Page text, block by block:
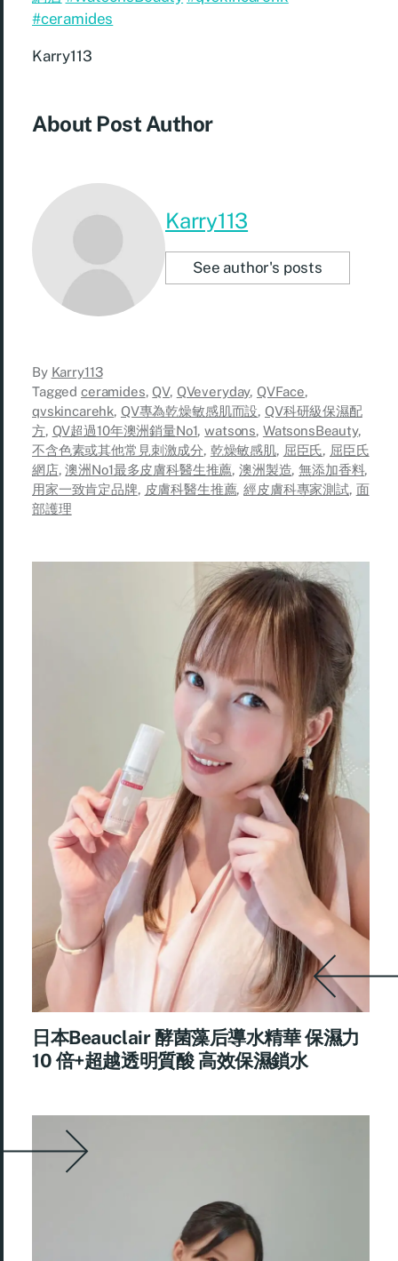
#ceramides
Karry113
About Post Author
Karry113
See author's posts
By Karry113
Tagged ceramides,QV, QVeveryday, QVFace,
qvskincarehk, QV專為乾燥敏感肌而設, QV科研級保濕配
方, QV超過10年澳洲銷量No1,watsons, WatsonsBeauty,
不含色素或其他常見刺激成分, 乾燥敏感肌, 屈臣氏, 屈臣氏
網店,澳洲No1最多皮膚科醫生推薦,澳洲製造,無添加香料,
用家一致肯定品牌, 皮膚科醫生推薦,經皮膚科專家測試, 面
部護理
日本Beauclair 酵菌藻后導水精華 保濕力
10 倍+超越透明質酸 高效保濕鎖水